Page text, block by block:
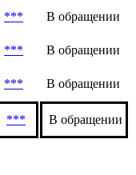
***
В обращении
***
В обращении
*** В обращении
*** В обращении